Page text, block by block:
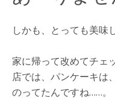
しかも、とっても美味
家に帰って改めてチェ
店では、パンケーキは、
のってたんですね……。